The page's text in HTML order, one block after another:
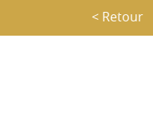
< Retour